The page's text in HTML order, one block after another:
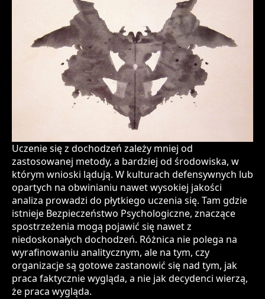
Uczenie się z dochodzeń zależy mniej od
zastosowanej metody, a bardziej od środowiska, w
którym wnioski lądują. W kulturach defensywnych lub
opartych na obwinianiu nawet wysokiej jakości
analiza prowadzi do płytkiego uczenia się. Tam gdzie
istnieje Bezpieczeństwo Psychologiczne, znaczące
spostrzeżenia mogą pojawić się nawet z
niedoskonałych dochodzeń. Różnica nie polega na
wyrafinowaniu analitycznym, ale na tym, czy
organizacje są gotowe zastanowić się nad tym, jak
praca faktycznie wygląda, a nie jak decydenci wierzą,
że praca wygląda.